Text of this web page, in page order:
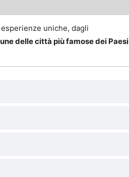
uniche, dagli
delle città più famose dei Paesi